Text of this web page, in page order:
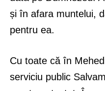
și în afara muntelui,
pentru ea.
Cu toate că în
serviciu public